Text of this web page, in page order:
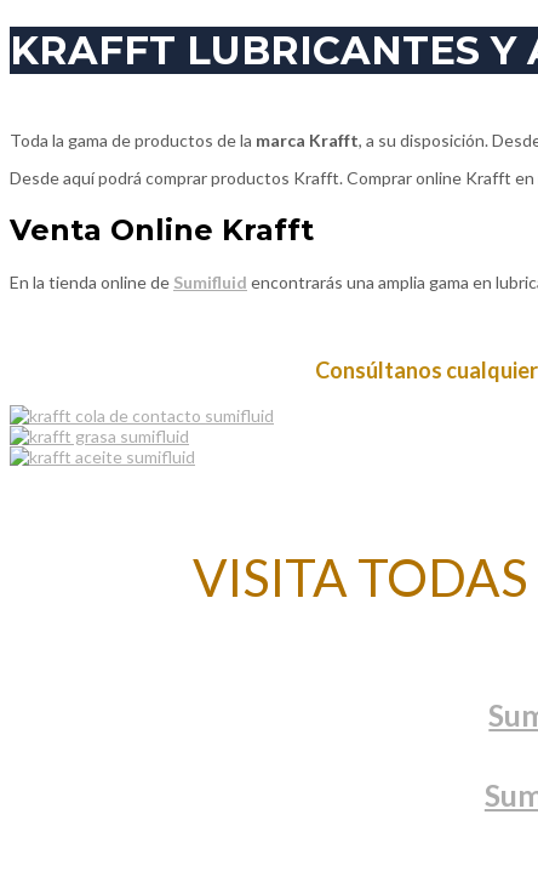
KRAFFT LUBRICANTES Y
Toda la gama de productos de la marca Krafft, a su disposición.
Desde aquí podrá comprar productos Krafft. Comprar online Krafft
Venta Online Krafft
En la tienda online de Sumifluid encontrarás una amplia gama en
Consúltanos
VISITA